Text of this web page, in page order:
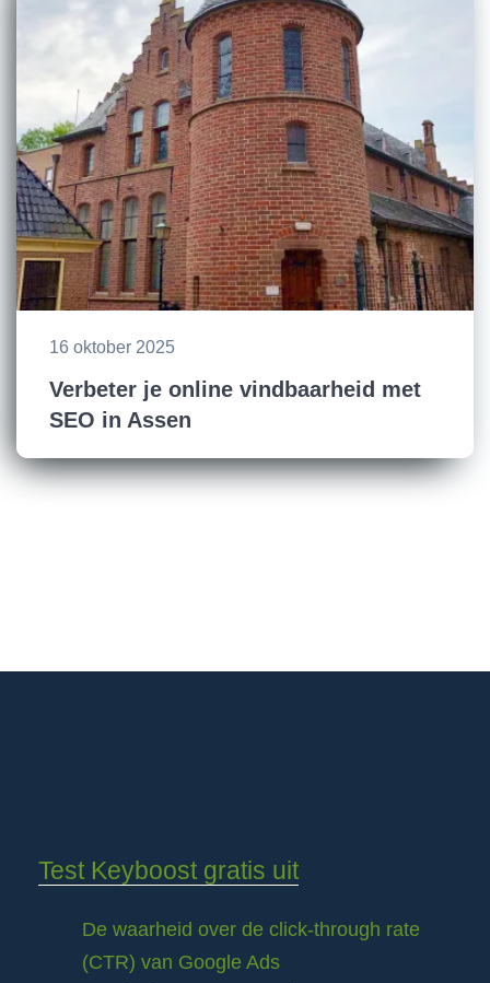
16 oktober 2025
Verbeter je online vindbaarheid met
SEO in Assen
Test Keyboost gratis uit
De waarheid over de click-through rate
(CTR) van Google Ads